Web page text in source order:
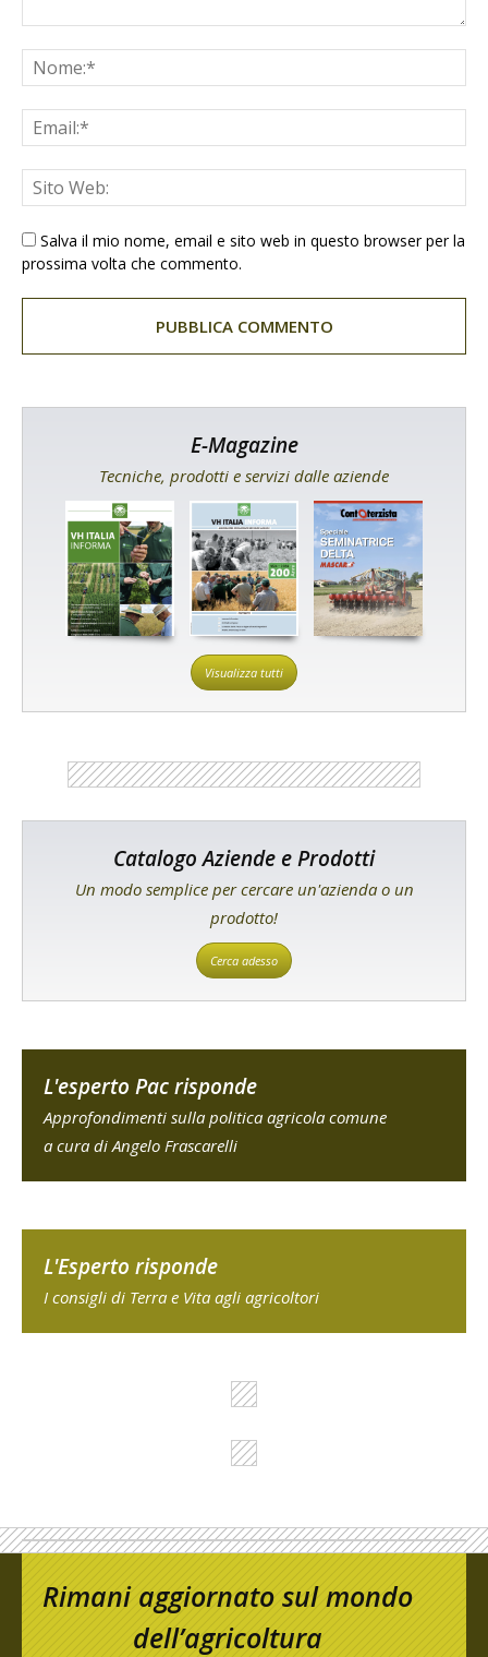
Salva il mio nome, email e sito web in questo browser per la
prossima volta che commento.
E-Magazine
Tecniche, prodotti e servizi dalle aziende
Visualizza tutti
Catalogo Aziende e Prodotti
Un modo semplice per cercare un'azienda o un
prodotto!
Cerca adesso
L'esperto Pac risponde
Approfondimenti sulla politica agricola comune
a cura di Angelo Frascarelli
L'Esperto risponde
I consigli di Terra e Vita agli agricoltori
Rimani aggiornato sul mondo
dell’agricoltura